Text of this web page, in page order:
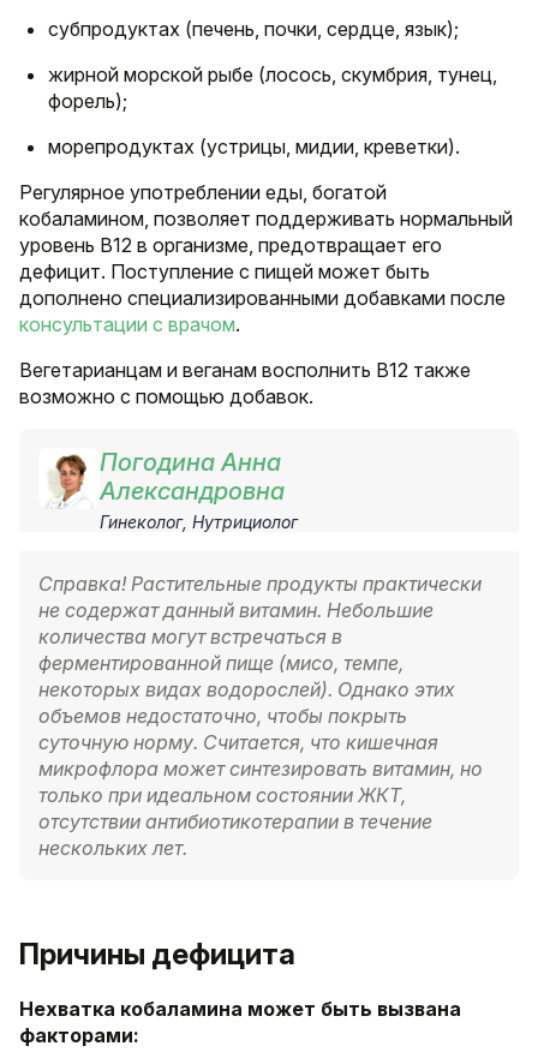
субпродуктах (печень, почки, сердце, язык);
жирной морской рыбе (лосось, скумбрия, тунец,
форель);
морепродуктах (устрицы, мидии, креветки).
Регулярное употреблении еды, богатой
кобаламином, позволяет поддерживать нормальный
уровень B12 в организме, предотвращает его
дефицит. Поступление с пищей может быть
дополнено специализированными добавками после
консультации с врачом.
Вегетарианцам и веганам восполнить B12 также
возможно с помощью добавок.
Погодина Анна
Александровна
Гинеколог, Нутрициолог
Справка! Растительные продукты практически
не содержатданный витамин. Небольшие
количества могут встречаться в
ферментированной пище (мисо, темпе,
некоторых видах водорослей). Однако этих
объемов недостаточно, чтобы покрыть
суточную норму. Считается, что кишечная
микрофлора может синтезировать витамин, но
только при идеальном состоянии ЖКТ,
отсутствии антибиотикотерапии в течение
нескольких лет.
Причины дефицита
Нехватка кобаламина может быть вызвана
факторами: